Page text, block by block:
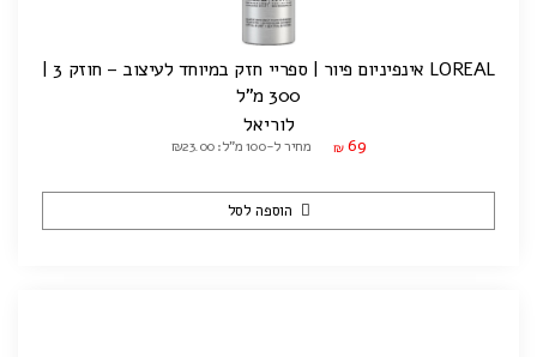
LOREAL אינפיניום פיור | ספריי חזק במיוחד לעיצוב – חוזק 3 |
300 מ"ל
לוריאל
₪ 69 מחיר ל-100 מ"ל: ₪23.00
הוספה לסל